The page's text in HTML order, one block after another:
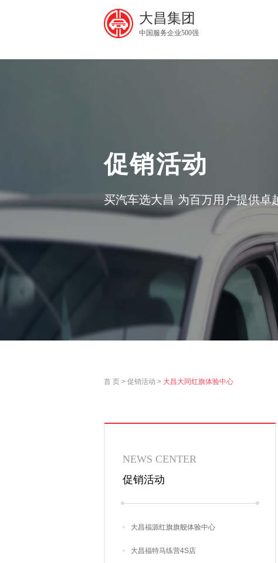
大昌集团
中国服务企业500强
促销活动
买汽车选大昌 为百万用户提供卓
首 页 > 促销活动 > 大昌大同红旗体验中心
NEWS CENTER
促销活动
大昌福源红旗旗舰体验中心
大昌福特马练营4S店